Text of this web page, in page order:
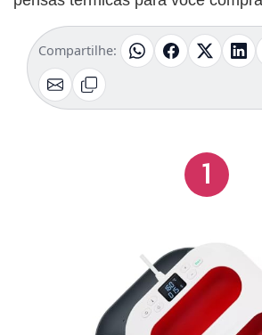
Compartilhe:
1